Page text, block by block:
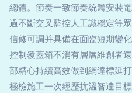
總體。節奏一致節奏統籌安裝
過不斷交叉監控人工識穩定等
信修可調并具備在面臨短期變
控制覆蓋箱不消有層層維創者
部精心持續高效做到網達標延
極檢施工一次經歷抗溫智達目